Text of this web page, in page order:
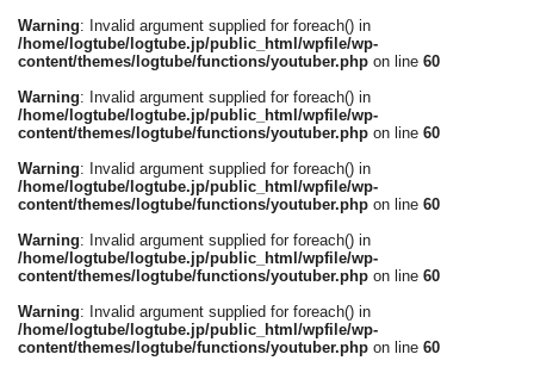
Warning: Invalid argument supplied for foreach() in
/home/logtube/logtube.jp/public_html/wpfile/wp-
content/themes/logtube/functions/youtuber.php on line 60
Warning: Invalid argument supplied for foreach() in
/home/logtube/logtube.jp/public_html/wpfile/wp-
content/themes/logtube/functions/youtuber.php on line 60
Warning: Invalid argument supplied for foreach() in
/home/logtube/logtube.jp/public_html/wpfile/wp-
content/themes/logtube/functions/youtuber.php on line 60
Warning: Invalid argument supplied for foreach() in
/home/logtube/logtube.jp/public_html/wpfile/wp-
content/themes/logtube/functions/youtuber.php on line 60
Warning: Invalid argument supplied for foreach() in
/home/logtube/logtube.jp/public_html/wpfile/wp-
content/themes/logtube/functions/youtuber.php on line 60